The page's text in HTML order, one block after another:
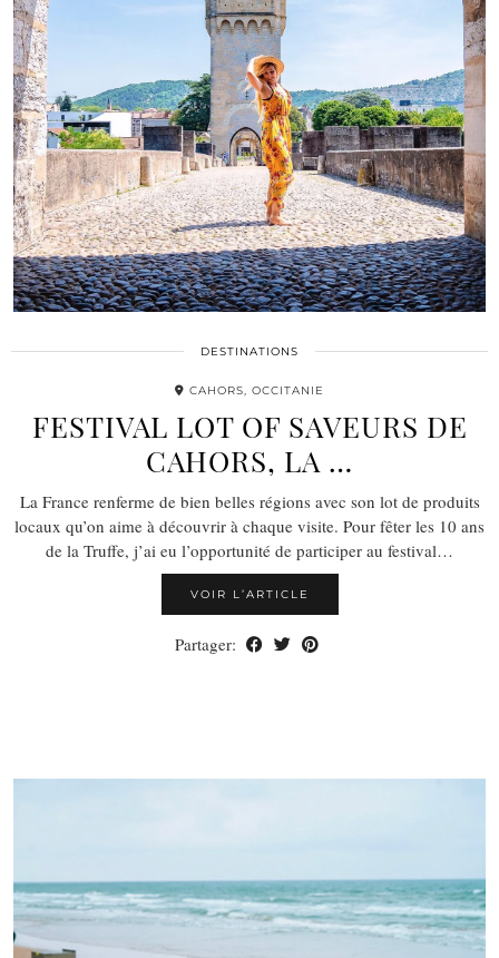
DESTINATIONS
CAHORS, OCCITANIE
FESTIVAL LOT OF SAVEURS DE
CAHORS, LA …
La France renferme de bien belles régions avec son lot de produits
locaux qu’on aime à découvrir à chaque visite. Pour fêter les 10 ans
de la Truffe, j’ai eu l’opportunité de participer au festival…
VOIR L’ARTICLE
Partager: